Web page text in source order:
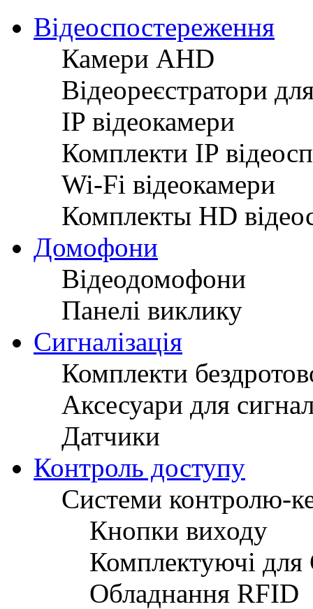
Відеоспостереження
Камери AHD
Відеореєстратори
IP відеокамери
Комплекти IP
Wi-Fi відеокамери
Комплекты HD
Домофони
Відеодомофони
Панелі виклику
Сигналізація
Комплекти
Аксесуари для
Датчики
Контроль доступу
Системи контролю-
Кнопки виходу
Комплектуючі
Обладнання RFID